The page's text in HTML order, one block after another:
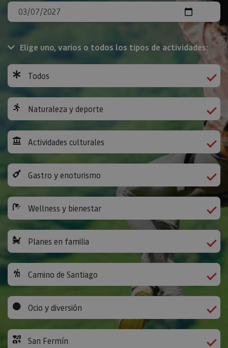
Elige uno, varios o todos los tipos de actividades:
Todos
Naturaleza y deporte
Actividades culturales
Gastro y enoturismo
Wellness y bienestar
Planes en familia
Camino de Santiago
Ocio y diversión
San Fermín